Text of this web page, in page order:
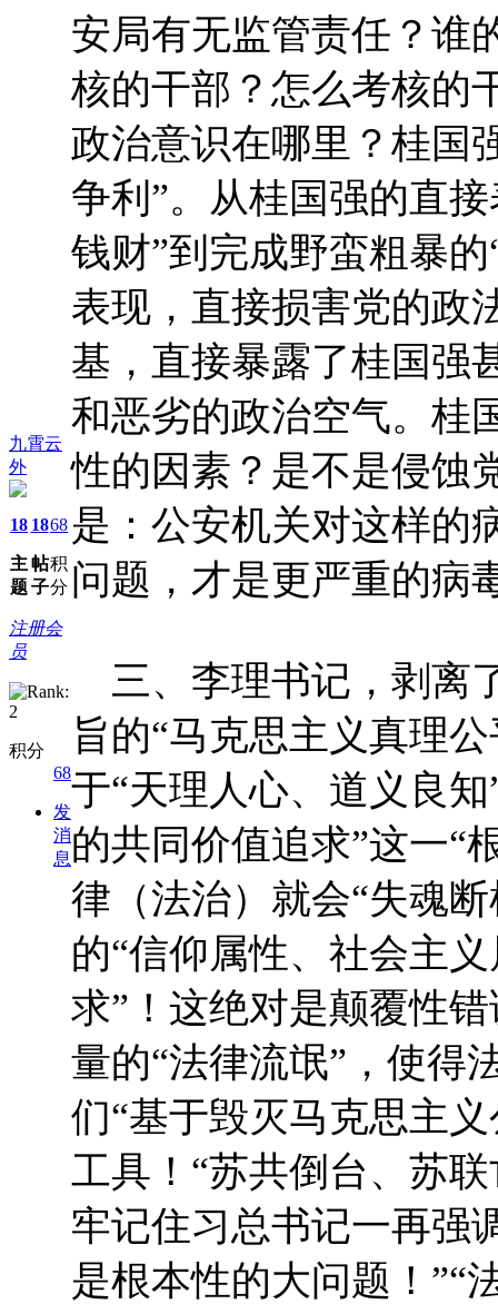
九霄云
外
18
主
题
18
帖
子
68
积
分
注册会
员
积分
68
发
消
息
安局有无监管责任？谁
核的干部？怎么考核的
政治意识在哪里？桂国
争利”。从桂国强的直
钱财”到完成野蛮粗暴
表现，直接损害党的政
基，直接暴露了桂国强
和恶劣的政治空气。桂
性的因素？是不是侵蚀
是：公安机关对这样的
问题，才是更严重的病
三、李理书记，剥离
旨的“马克思主义真理
于“天理人心、道义良
的共同价值追求”这一“
律（法治）就会“失魂
的“信仰属性、社会主
求”！这绝对是颠覆性
量的“法律流氓”，使得
们“基于毁灭马克思主
工具！“苏共倒台、苏
牢记住习总书记一再强
是根本性的大问题！”“